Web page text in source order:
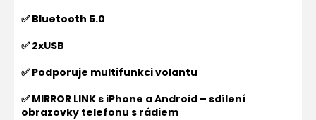
✅ Bluetooth 5.0
✅ 2xUSB
✅ Podporuje multifunkci volantu
✅ MIRROR LINK s iPhone a Android – sdílení
obrazovky telefonu s rádiem